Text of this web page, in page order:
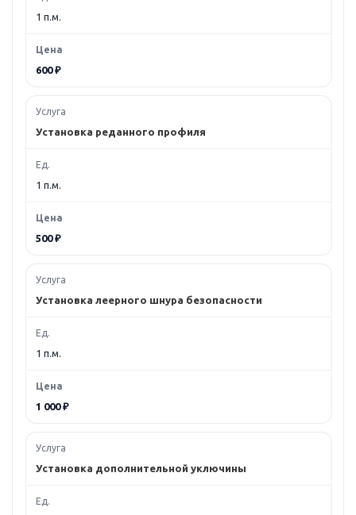
1 п.м.
600 ₽
Установка реданного профиля
1 п.м.
500 ₽
Установка леерного шнура безопасности
1 п.м.
1 000 ₽
Установка дополнительной уключины